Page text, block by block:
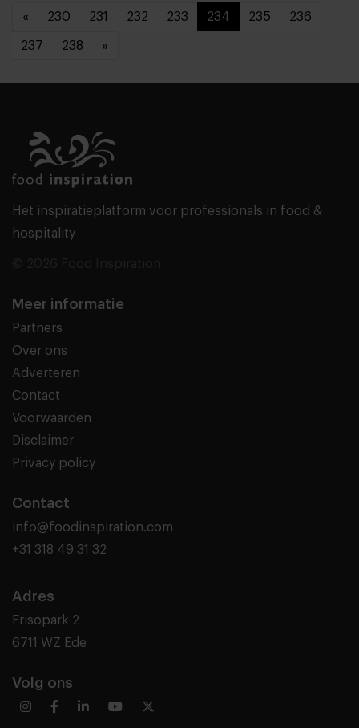
« 230 231 232 233 234 235 236
237 238 »
Het inspiratieplatform voor professionals in food &
hospitality
Meer informatie
Partners
Over ons
Adverteren
Contact
Voorwaarden
Disclaimer
Privacy policy
Contact
info@foodinspiration.com
+31 318 49 31 32
Adres
Frisopark 2
6711 WZ Ede
Volg ons